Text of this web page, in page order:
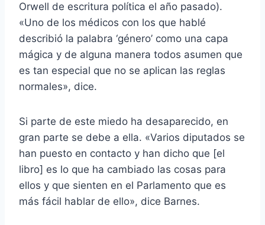
Orwell de escritura política el año pasado).
«Uno de los médicos con los que hablé
describió la palabra ‘género’ como una capa
mágica y de alguna manera todos asumen que
es tan especial que no se aplican las reglas
normales», dice.
Si parte de este miedo ha desaparecido, en
gran parte se debe a ella. «Varios diputados se
han puesto en contacto y han dicho que [el
libro] es lo que ha cambiado las cosas para
ellos y que sienten en el Parlamento que es
más fácil hablar de ello», dice Barnes.